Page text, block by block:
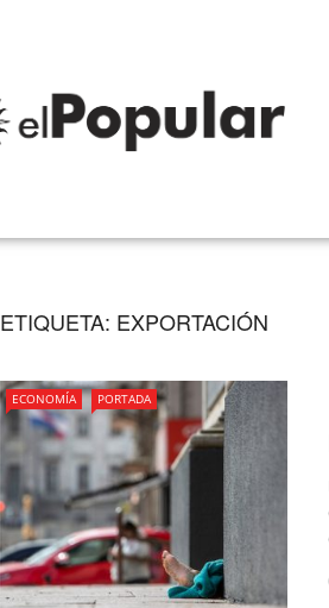
ETIQUETA: EXPORTACIÓN
ECONOMÍA PORTADA